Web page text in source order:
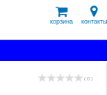
корзина контакты
( 0 )